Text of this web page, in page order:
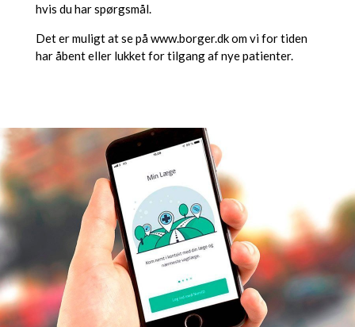
hvis du har spørgsmål.
Det er muligt at se på www.borger.dk om vi for tiden
har åbent eller lukket for tilgang af nye patienter.